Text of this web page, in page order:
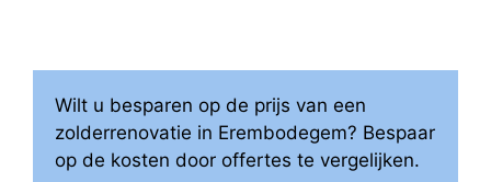
Wilt u besparen op de prijs van een
zolderrenovatie in Erembodegem? Bespaar
op de kosten door offertes te vergelijken.